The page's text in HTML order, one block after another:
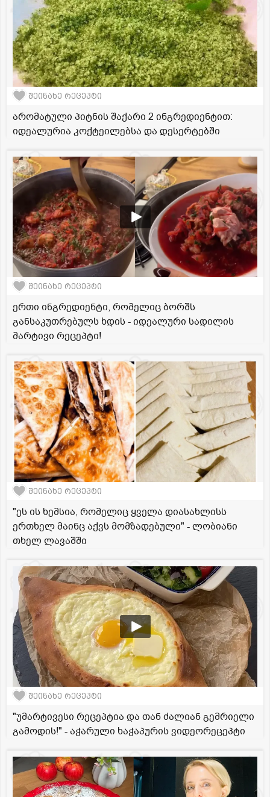
შეინახე რეცეპტი
არომატული პიტნის შაქარი 2 ინგრედიენტით:
იდეალურია კოქტეილებსა და დესერტებში
შეინახე რეცეპტი
ერთი ინგრედიენტი, რომელიც ბორშს
განსაკუთრებულს ხდის - იდეალური სადილის
მარტივი რეცეპტი!
შეინახე რეცეპტი
"ეს ის ხემსია, რომელიც ყველა დიასახლისს
ერთხელ მაინც აქვს მომზადებული" - ლობიანი
თხელ ლავაშში
შეინახე რეცეპტი
"უმარტივესი რეცეპტია და თან ძალიან გემრიელი
გამოდის!" - აჭარული ხაჭაპურის ვიდეორეცეპტი